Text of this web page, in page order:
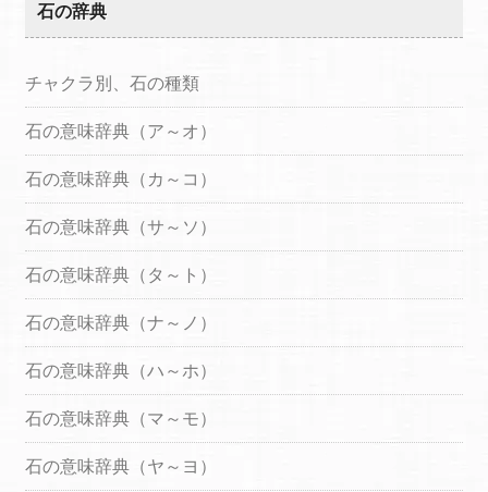
石の辞典
チャクラ別、石の種類
石の意味辞典（ア～オ）
石の意味辞典（カ～コ）
石の意味辞典（サ～ソ）
石の意味辞典（タ～ト）
石の意味辞典（ナ～ノ）
石の意味辞典（ハ～ホ）
石の意味辞典（マ～モ）
石の意味辞典（ヤ～ヨ）